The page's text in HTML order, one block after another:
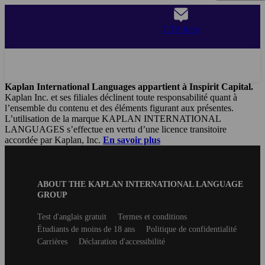
CTA here
Kaplan International Languages appartient à Inspirit Capital.
Kaplan Inc. et ses filiales déclinent toute responsabilité quant à
l’ensemble du contenu et des éléments figurant aux présentes.
L’utilisation de la marque KAPLAN INTERNATIONAL
LANGUAGES s’effectue en vertu d’une licence transitoire
accordée par Kaplan, Inc. En savoir plus
ABOUT THE KAPLAN INTERNATIONAL LANGUAGE
GROUP
SecondaryTest d'anglais gratuit
Termes et conditions
Étudiants de moins de 18 ans
Politique de confidentialité
Carrières
Déclaration d'accessibilité